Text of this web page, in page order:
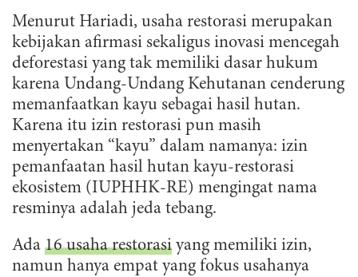
Menurut Hariadi, usaha restorasi merupakan
kebijakan afirmasi sekaligus inovasi mencegah
deforestasi yang tak memiliki dasar hukum
karena Undang-Undang Kehutanan cenderung
memanfaatkan kayu sebagai hasil hutan.
Karena itu izin restorasi pun masih
menyertakan “kayu” dalam namanya: izin
pemanfaatan hasil hutan kayu-restorasi
ekosistem (IUPHHK-RE) mengingat nama
resminya adalah jeda tebang.
Ada 16 usaha restorasi yang memiliki izin,
namun hanya empat yang fokus usahanya